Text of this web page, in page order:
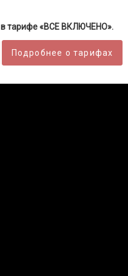
в тарифе «ВСЕ ВКЛЮЧЕНО».
Подробнее о тарифах